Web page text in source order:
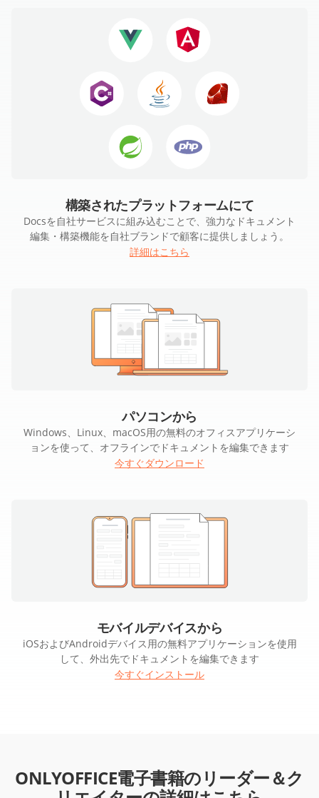
構築されたプラットフォームにて
Docsを自社サービスに組み込むことで、強力なドキュメント
編集・構築機能を自社ブランドで顧客に提供しましょう。
詳細はこちら
パソコンから
Windows、Linux、macOS用の無料のオフィスアプリケーシ
ョンを使って、オフラインでドキュメントを編集できます
今すぐダウンロード
モバイルデバイスから
iOSおよびAndroidデバイス用の無料アプリケーションを使用
して、外出先でドキュメントを編集できます
今すぐインストール
ONLYOFFICE電子書籍のリーダー＆ク